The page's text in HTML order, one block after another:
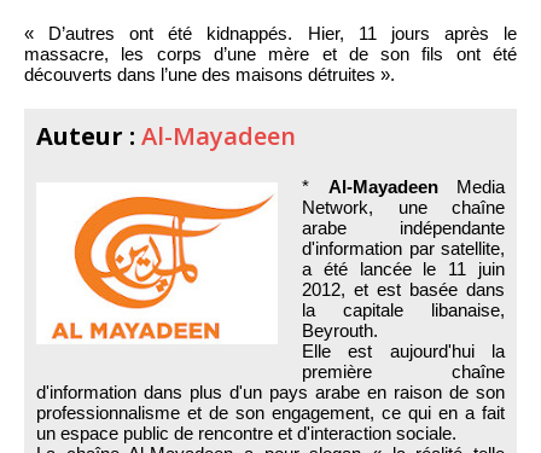
« D’autres ont été kidnappés. Hier, 11 jours après le
massacre, les corps d’une mère et de son fils ont été
découverts dans l’une des maisons détruites ».
Auteur : Al-Mayadeen
* Al-MayadeenMedia
Network, une chaîne
arabe indépendante
d'information par satellite,
a été lancée le 11 juin
2012, et est basée dans
la capitale libanaise,
Beyrouth.
Elle est aujourd'hui la
première chaîne
d'information dans plus d'un pays arabe en raison de son
professionnalisme et de son engagement, ce qui en a fait
un espace public de rencontre et d'interaction sociale.